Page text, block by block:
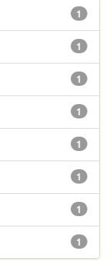
1
1
1
1
1
1
1
1